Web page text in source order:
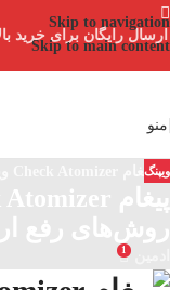
Skip to navigation
Skip to main content
منو
ویپنگ
1